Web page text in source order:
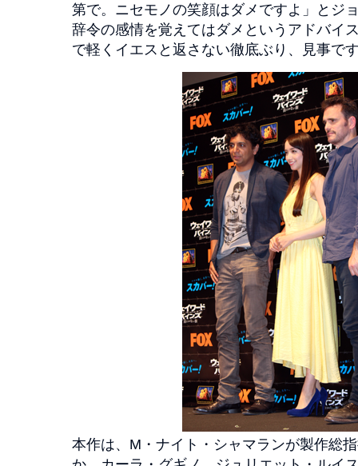
第で。ニセモノの笑顔はダメですよ」とジ
辞令の感情を覚えてはダメというアドバイ
で軽くイエスと返さない徹底ぶり、見事で
本作は、M・ナイト・シャマランが製作総